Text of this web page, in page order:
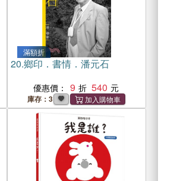
滿額折
20.鄉印．書情．潘元石
優惠價： 9 540
庫存：3